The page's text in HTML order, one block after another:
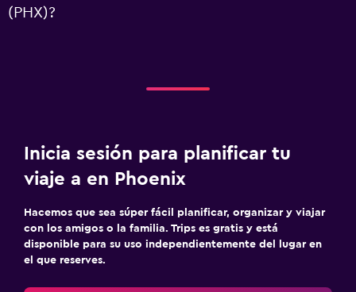
(PHX)?
Inicia sesión para planificar tu
viaje a en Phoenix
Hacemos que sea súper fácil planificar, organizar y viajar
con los amigos o la familia. Trips es gratis y está
disponible para su uso independientemente del lugar en
el que reserves.